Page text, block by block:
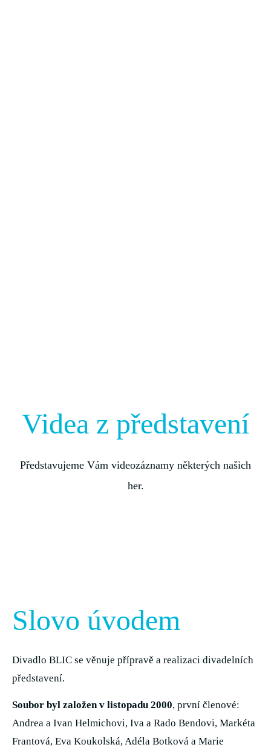
Videa z představení
Představujeme Vám videozáznamy některých našich
her.
Slovo úvodem
Divadlo BLIC se věnuje přípravě a realizaci divadelních
představení.
Soubor byl založen v listopadu 2000, první členové:
Andrea a Ivan Helmichovi, Iva a Rado Bendovi, Markéta
Frantová, Eva Koukolská, Adéla Botková a Marie